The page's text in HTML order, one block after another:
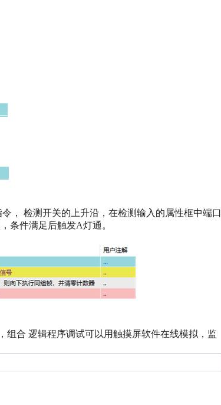
， 检测开关的上升沿，在检测输入的属性框中端口
条件满足后触发A灯通。
组合 逻辑程序调试可以用触摸屏软件在线模拟，监